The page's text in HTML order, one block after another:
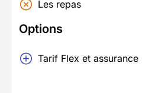
Les repas
Options
Tarif Flex et assurance